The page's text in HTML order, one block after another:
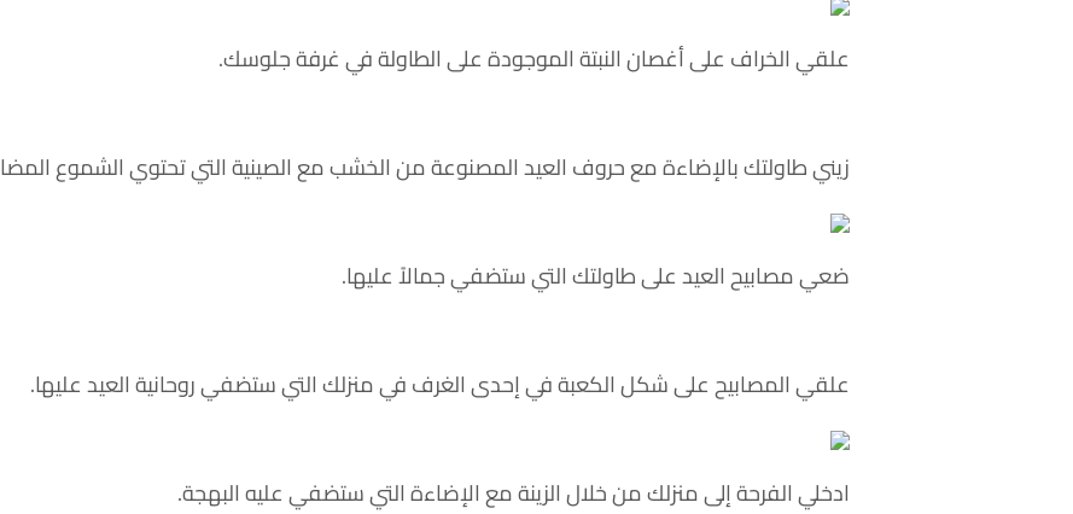
علقي الخراف على أغصان النبتة الموجودة على الطاولة في غرفة جلوسك.
زيني طاولتك بالإضاءة مع حروف العيد المصنوعة من الخشب مع الصينية التي تحتوي الشموع
ضعي مصابيح العيد على طاولتك التي ستضفي جمالاً عليها.
علقي المصابيح على شكل الكعبة في إحدى الغرف في منزلك التي ستضفي روحانية العيد عليها.
ادخلي الفرحة إلى منزلك من خلال الزينة مع الإضاءة التي ستضفي عليه البهجة.